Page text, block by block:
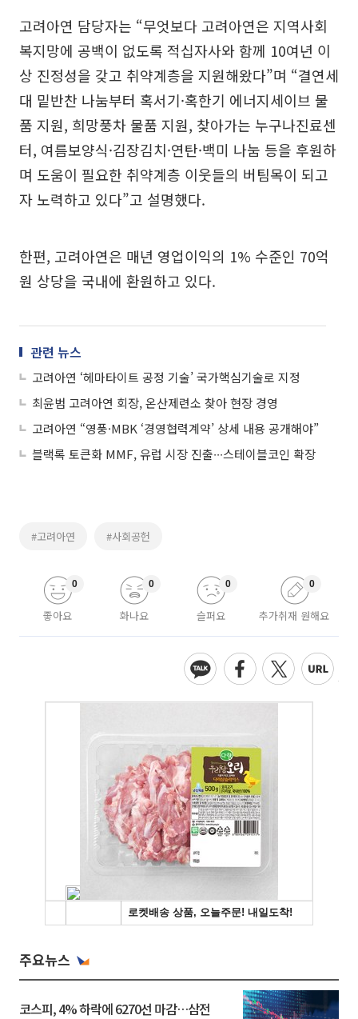
고려아연 담당자는 “무엇보다 고려아연은 지역사회
복지망에 공백이 없도록 적십자사와 함께 10여년 이
상 진정성을 갖고 취약계층을 지원해왔다”며 “결연세
대 밑반찬 나눔부터 혹서기·혹한기 에너지세이브 물
품 지원, 희망풍차 물품 지원, 찾아가는 누구나진료센
터, 여름보양식·김장김치·연탄·백미 나눔 등을 후원하
며 도움이 필요한 취약계층 이웃들의 버팀목이 되고
자 노력하고 있다”고 설명했다.
한편, 고려아연은 매년 영업이익의 1% 수준인 70억
원 상당을 국내에 환원하고 있다.
관련 뉴스
고려아연 ‘헤마타이트 공정 기술’ 국가핵심기술로 지정
최윤범 고려아연 회장, 온산제련소 찾아 현장 경영
고려아연 “영풍·MBK ‘경영협력계약’ 상세 내용 공개해야”
블랙록 토큰화 MMF, 유럽 시장 진출∙∙∙스테이블코인 확장
#고려아연 #사회공헌
좋아요
0
화나요
0
슬퍼요
0
추가취재 원해요
0
주요뉴스
코스피, 4% 하락에 6270선 마감…삼전